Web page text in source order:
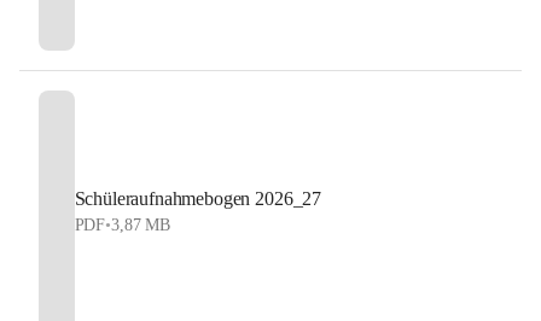
Schüleraufnahmebogen 2026_27
PDF•3,87 MB